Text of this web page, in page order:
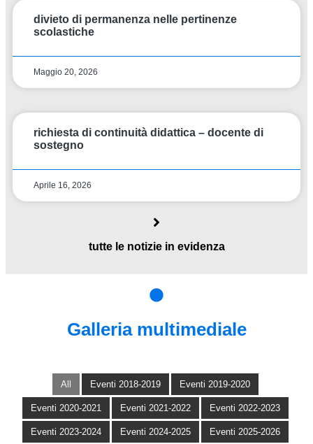
divieto di permanenza nelle pertinenze
scolastiche
Maggio 20, 2026
richiesta di continuità didattica – docente di
sostegno
Aprile 16, 2026
tutte le notizie in evidenza
Galleria multimediale
All Eventi 2018-2019 Eventi 2019-2020
Eventi 2020-2021 Eventi 2021-2022 Eventi 2022-2023
Eventi 2023-2024 Eventi 2024-2025 Eventi 2025-2026